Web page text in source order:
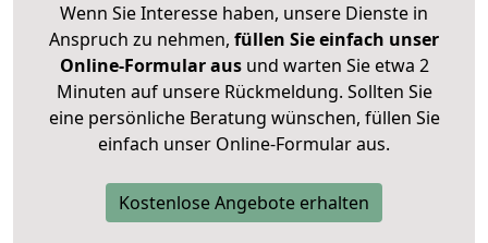
Wenn Sie Interesse haben, unsere Dienste in
Anspruch zu nehmen, füllen Sie einfach unser
Online-Formular ausund warten Sie etwa 2
Minuten auf unsere Rückmeldung. Sollten Sie
eine persönliche Beratung wünschen, füllen Sie
einfach unser Online-Formular aus.
Kostenlose Angebote erhalten